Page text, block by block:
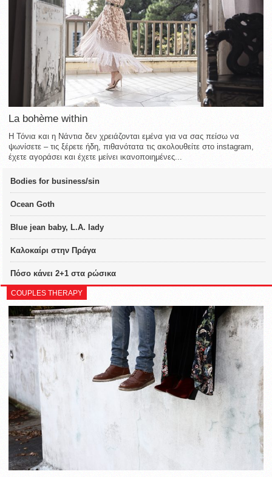
La bohème within
Η Τόνια και η Νάντια δεν χρειάζονται εμένα για να σας πείσω να
ψωνίσετε – τις ξέρετε ήδη, πιθανότατα τις ακολουθείτε στο instagram,
έχετε αγοράσει και έχετε μείνει ικανοποιημένες...
Bodies for business/sin
Ocean Goth
Blue jean baby, L.A. lady
Καλοκαίρι στην Πράγα
Πόσο κάνει 2+1 στα ρώσικα
COUPLES THERAPY